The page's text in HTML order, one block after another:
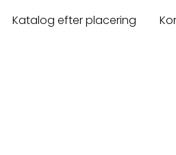
Katalog efter placering